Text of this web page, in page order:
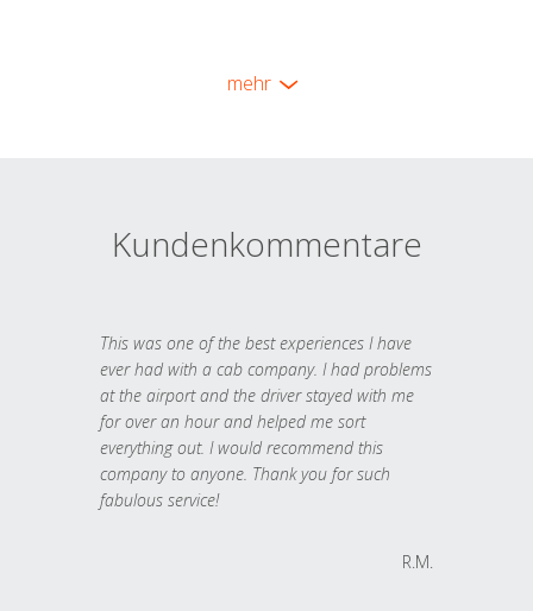
mehr
Kundenkommentare
This was one of the best experiences I have
ever had with a cab company. I had problems
at the airport and the driver stayed with me
for over an hour and helped me sort
everything out. I would recommend this
company to anyone. Thank you for such
fabulous service!
R.M.